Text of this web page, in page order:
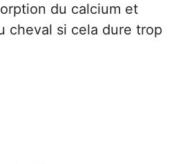
du calcium et
cheval si cela dure trop